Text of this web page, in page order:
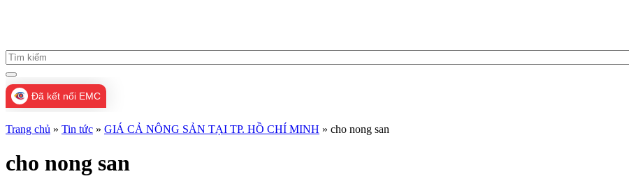
Đã kết nối EMC
Trang chủ » Tin tức » GIÁ CẢ NÔNG SẢN TẠI TP. HỒ CHÍ MINH » cho nong san
cho nong san